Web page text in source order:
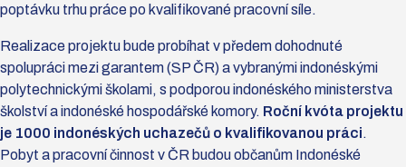
poptávku trhu práce po kvalifikované pracovní síle.
Realizace projektu bude probíhat v předem dohodnuté
spolupráci mezi garantem (SP ČR) a vybranými indonéskými
polytechnickými školami, s podporou indonéského ministerstva
školství a indonéské hospodářské komory. Roční kvóta projektu
je 1000 indonéských uchazečů o kvalifikovanou práci.
Pobyt a pracovní činnost v ČR budou občanům Indonéské